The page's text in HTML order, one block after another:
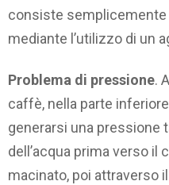
consiste
mediante l’utilizzo di un
Problema di pressione.
caffè, nella parte
generarsi una pressione
dell’acqua prima verso il
macinato, poi attraverso